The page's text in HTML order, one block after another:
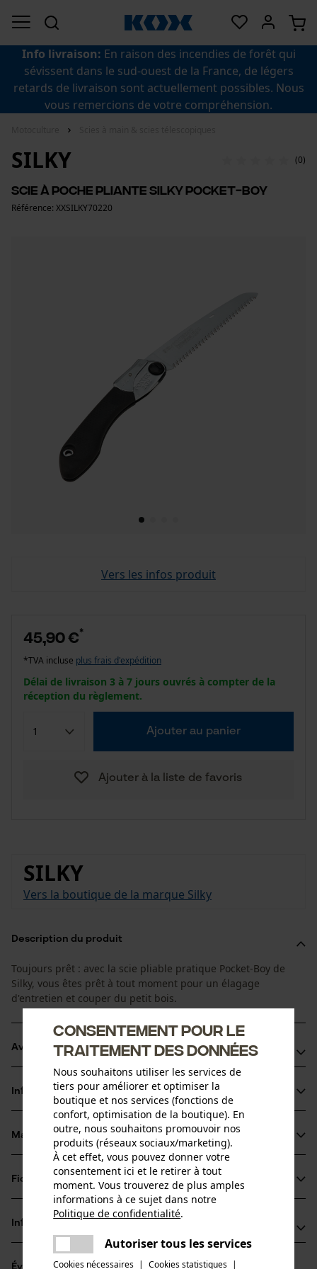
Info livraison: En raison des incendies de forêt qui
sévissent dans le sud-ouest de la France, de légers
retards de livraison sont actuellement possibles. Nous
vous remercions de votre compréhension.
SILKY (0)
Scie à poche pliante Silky Pocket-Boy
Référence: XXSILKY70220
Vers les infos produit
45,90 €*
*TVA incluse plus frais d'expédition
Délai de livraison 3 à 7 jours ouvrés à compter de la
réception du règlement.
Ajouter au panier
Ajouter à la liste de favoris
SILKY
Vers la boutique de la marque Silky
Description du produit
Toujours prêt : avec la scie pliable pratique Pocket-Boy de
Silky, vous êtes prêt à tout moment pour un élagage
d'entretien et couper du petit bois.
Avantages du produit
Écartement des dents : 3, 0 mm
Écartement moyen, dents durcies
Lame de scie réglable deux positions
Informations sur le produit
Détails du produit
Type dactivité
Groupe dâge
Matériau & entretien
Matériau
Matériau des lames
Fiches techniques
Fiche de données de sécurité du produit (PDF)
Informations fabricant
Fabricant
Évaluations
Consentement pour le
traitement des données
Nous souhaitons utiliser les services de
tiers pour améliorer et optimiser la
boutique et nos services (fonctions de
confort, optimisation de la boutique). En
outre, nous souhaitons promouvoir nos
produits (réseaux sociaux/marketing).
À cet effet, vous pouvez donner votre
consentement ici et le retirer à tout
moment. Vous trouverez de plus amples
informations à ce sujet dans notre
Politique de confidentialité.
Autoriser tous les services
Cookies nécessaires | Cookies statistiques |
Une erreur s'est produite. Veuillez
essayer encore.
partager
partager